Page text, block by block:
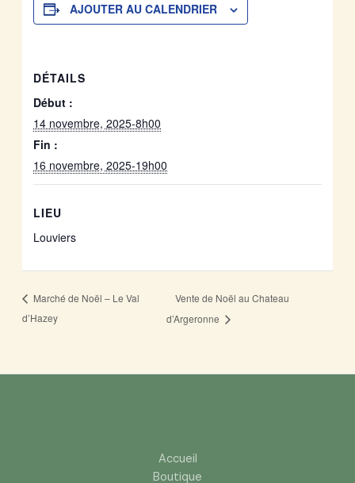
AJOUTER AU CALENDRIER
DÉTAILS
Début :
14 novembre, 2025-8h00
Fin :
16 novembre, 2025-19h00
LIEU
Louviers
Marché de Noël – Le Val
d’Hazey
Vente de Noël au Chateau
d’Argeronne
Accueil
Boutique